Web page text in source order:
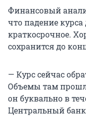
Финансовый
что падение
краткосрочное.
сохранится до
— Курс сейчас
Объемы там
он буквально в
Центральный